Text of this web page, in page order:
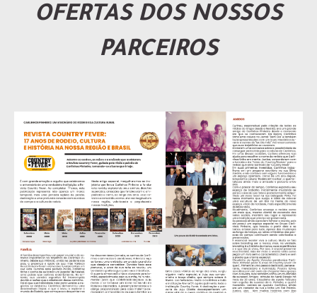
OFERTAS DOS NOSSOS
PARCEIROS